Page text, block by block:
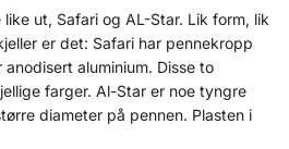
ut, Safari og AL-Star. Lik form, lik
er det: Safari har pennekropp
aluminium. Disse to
farger. Al-Star er noe tyngre
diameter på pennen. Plasten i